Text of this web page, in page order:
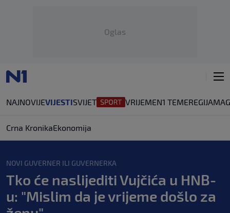
Oglas
NAJNOVIJEVIJESTISVIJET VRIJEMEN1 TEMEREGIJA
Crna KronikaEkonomija
NOVI GUVERNER ILI GUVERNERKA
Tko će naslijediti Vujčića u HNB-
u: "Mislim da je vrijeme došlo za